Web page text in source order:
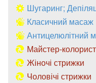
Шугаринг;
Класичний масаж
Антицелюлітний
Майстер-колорист
Жіночі стрижки
Чоловічі стрижки